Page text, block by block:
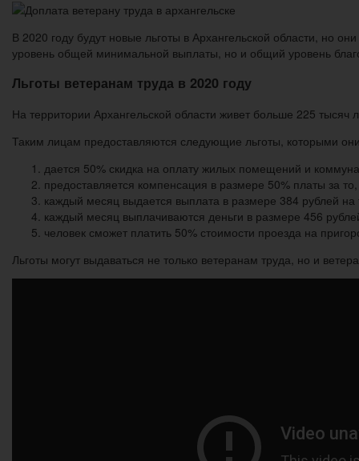
В 2020 году будут новые льготы в Архангельской области, но
уровень общей минимальной выплаты, но и общий уровень
Льготы ветеранам труда в 2020 году
На территории Архангельской области живет больше 225
Таким лицам предоставляются следующие льготы, которыми они
дается 50% скидка на оплату жилых помещений и
предоставляется компенсация в размере 50% платы за
каждый месяц выдается выплата в размере 384 рублей на
каждый месяц выплачиваются деньги в размере 456
человек сможет платить 50% стоимости проезда на
Льготы могут выдаваться не только ветеранам труда, но и